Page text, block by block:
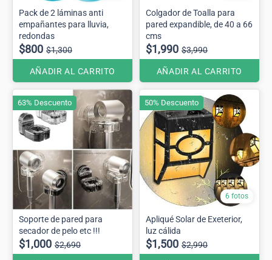
Pack de 2 láminas anti
empañantes para lluvia,
redondas
$800 $1,300
AÑADIR AL CARRITO
Colgador de Toalla para
pared expandible, de 40 a 66
cms
$1,990 $3,990
AÑADIR AL CARRITO
Soporte de pared para
secador de pelo etc !!!
$1,000 $2,690
63% Descuento
6 fotos
Apliqué Solar de Exeterior,
luz cálida
$1,500 $2,990
50% Descuento